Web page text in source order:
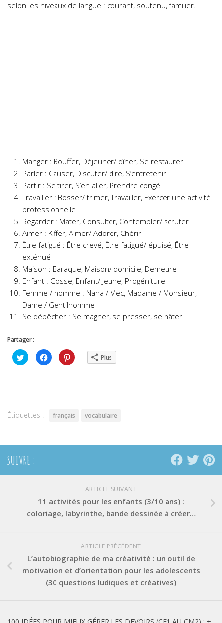
selon les niveaux de langue : courant, soutenu, familier.
Manger : Bouffer, Déjeuner/ dîner, Se restaurer
Parler : Causer, Discuter/ dire, S’entretenir
Partir : Se tirer, S’en aller, Prendre congé
Travailler : Bosser/ trimer, Travailler, Exercer une activité
professionnelle
Regarder : Mater, Consulter, Contempler/ scruter
Aimer : Kiffer, Aimer/ Adorer, Chérir
Être fatigué : Être crevé, Être fatigué/ épuisé, Être
exténué
Maison : Baraque, Maison/ domicile, Demeure
Enfant : Gosse, Enfant/ Jeune, Progéniture
Femme / homme : Nana / Mec, Madame / Monsieur,
Dame / Gentilhomme
Se dépêcher : Se magner, se presser, se hâter
Partager :
Cliquez
pour
partager
Cliquez
pour
partager
Cliquez
pour Plus
Étiquettes : français vocabulaire
SUIVRE :
ARTICLE SUIVANT
11 activités pour les enfants (3/10 ans) :
coloriage, labyrinthe, bande dessinée à créer…
ARTICLE PRÉCÉDENT
L’autobiographie de ma créativité : un outil de
motivation et d’orientation pour les adolescents
(30 questions ludiques et créatives)
100 IDÉES POUR MIEUX GÉRER LES DEVOIRS (CE1 AU CM2) : +